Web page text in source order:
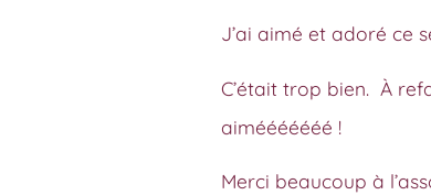
J’ai aimé et adoré ce
C’était trop bien. À
aimééééééé !
Merci beaucoup à